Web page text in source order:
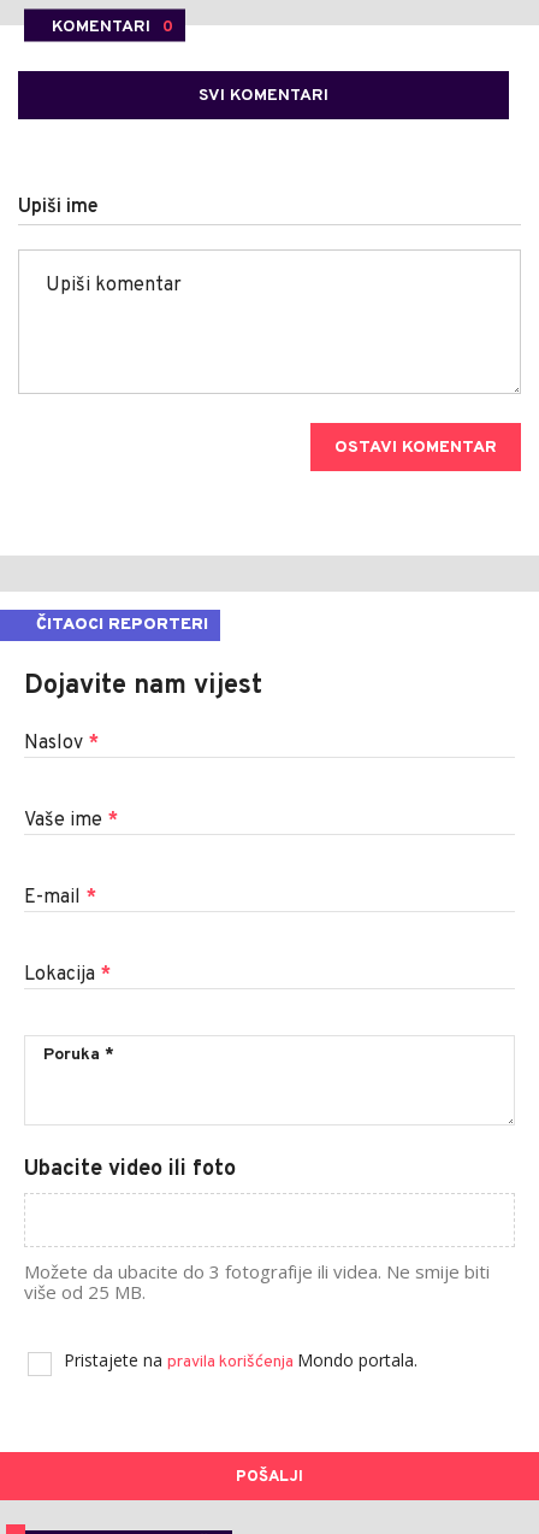
KOMENTARI 0
SVI KOMENTARI
Upiši ime
OSTAVI KOMENTAR
ČITAOCI REPORTERI
Dojavite nam vijest
Naslov *
Vaše ime *
E-mail *
Lokacija *
Ubacite video ili foto
Možete da ubacite do 3 fotografije ili videa. Ne smije biti
više od 25 MB.
Pristajete na pravila korišćenja Mondo portala.
POŠALJI